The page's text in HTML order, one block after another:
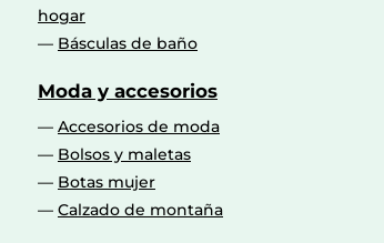
hogar
Básculas de baño
Moda y accesorios
Accesorios de moda
Bolsos y maletas
Botas mujer
Calzado de montaña